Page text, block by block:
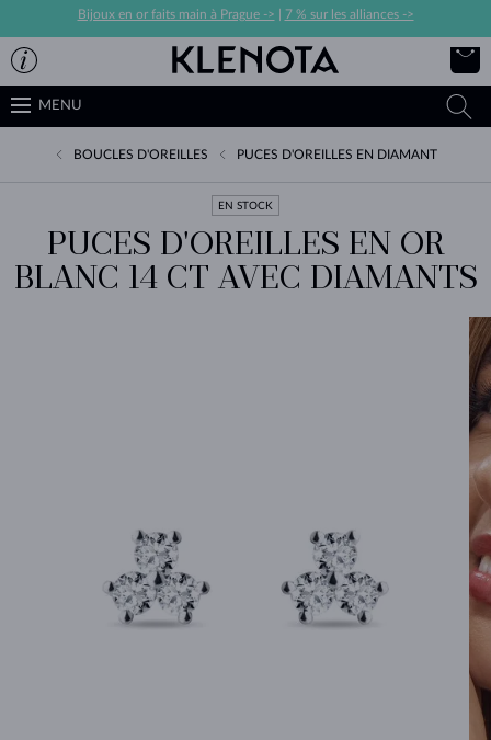
Bijoux en or faits main à Prague -> 7 % sur les alliances ->
MENU
BOUCLES D'OREILLES PUCES D'OREILLES EN DIAMANT
EN STOCK
PUCES D'OREILLES EN OR
BLANC 14 CT AVEC DIAMANTS